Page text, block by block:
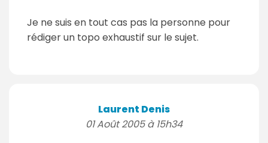
Je ne suis en tout cas pas la personne pour
rédiger un topo exhaustif sur le sujet.
Laurent Denis
01 Août 2005 à 15h34